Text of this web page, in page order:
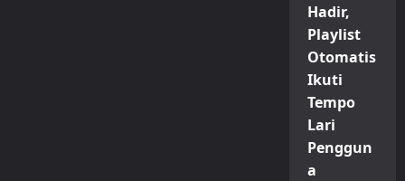
Hadir,
Playlist
Otomatis
Ikuti
Tempo
Lari
Penggun
a